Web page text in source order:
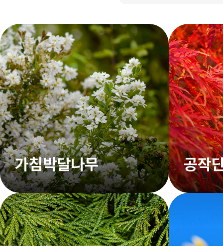
가침박달나무 공작